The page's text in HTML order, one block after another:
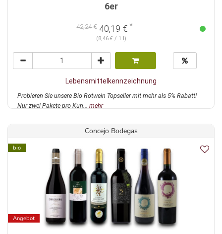
6er
42,24 € 40,19 € *
(8,46 € / 1 l)
Lebensmittelkennzeichnung
Probieren Sie unsere Bio Rotwein Topseller mit mehr als 5% Rabatt!
Nur zwei Pakete pro Kun... mehr
Concejo Bodegas
bio
Angebot